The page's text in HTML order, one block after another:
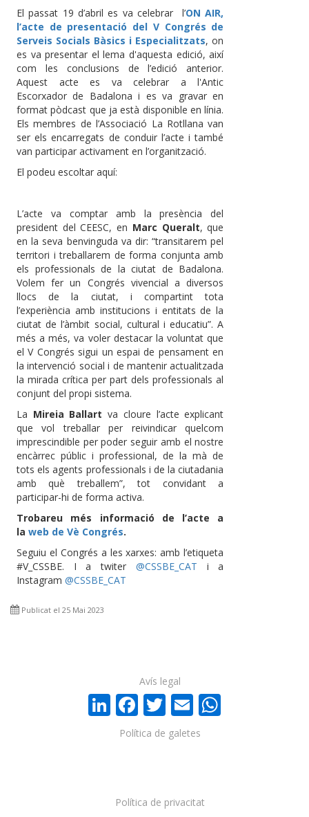
El passat 19 d’abril es va celebrar l’ON AIR,
l’acte de presentació del V Congrés de
Serveis Socials Bàsics i Especialitzats, on
es va presentar el lema d'aquesta edició, així
com les conclusions de l’edició anterior.
Aquest acte es va celebrar a l'Antic
Escorxador de Badalona i es va gravar en
format pòdcast que ja està disponible en línia.
Els membres de l’Associació La Rotllana van
ser els encarregats de conduir l’acte i també
van participar activament en l’organització.
El podeu escoltar aquí:
L’acte va comptar amb la presència del
president del CEESC, en Marc Queralt, que
en la seva benvinguda va dir: “transitarem pel
territori i treballarem de forma conjunta amb
els professionals de la ciutat de Badalona.
Volem fer un Congrés vivencial a diversos
llocs de la ciutat, i compartint tota
l’experiència amb institucions i entitats de la
ciutat de l’àmbit social, cultural i educatiu”. A
més a més, va voler destacar la voluntat que
el V Congrés sigui un espai de pensament en
la intervenció social i de mantenir actualitzada
la mirada crítica per part dels professionals al
conjunt del propi sistema.
La Mireia Ballart va cloure l’acte explicant
que vol treballar per reivindicar quelcom
imprescindible per poder seguir amb el nostre
encàrrec públic i professional, de la mà de
tots els agents professionals i de la ciutadania
amb què treballem”, tot convidant a
participar-hi de forma activa.
Trobareu més informació de l’acte a
la web de Vè Congrés.
Seguiu el Congrés a les xarxes: amb l’etiqueta
#V_CSSBE. I a twiter @CSSBE_CAT i a
Instagram @CSSBE_CAT
Publicat el 25 Mai 2023
LinkedIn
Facebook
Twitter
Email
Política de privacitat
Política de galetes
Avís legal